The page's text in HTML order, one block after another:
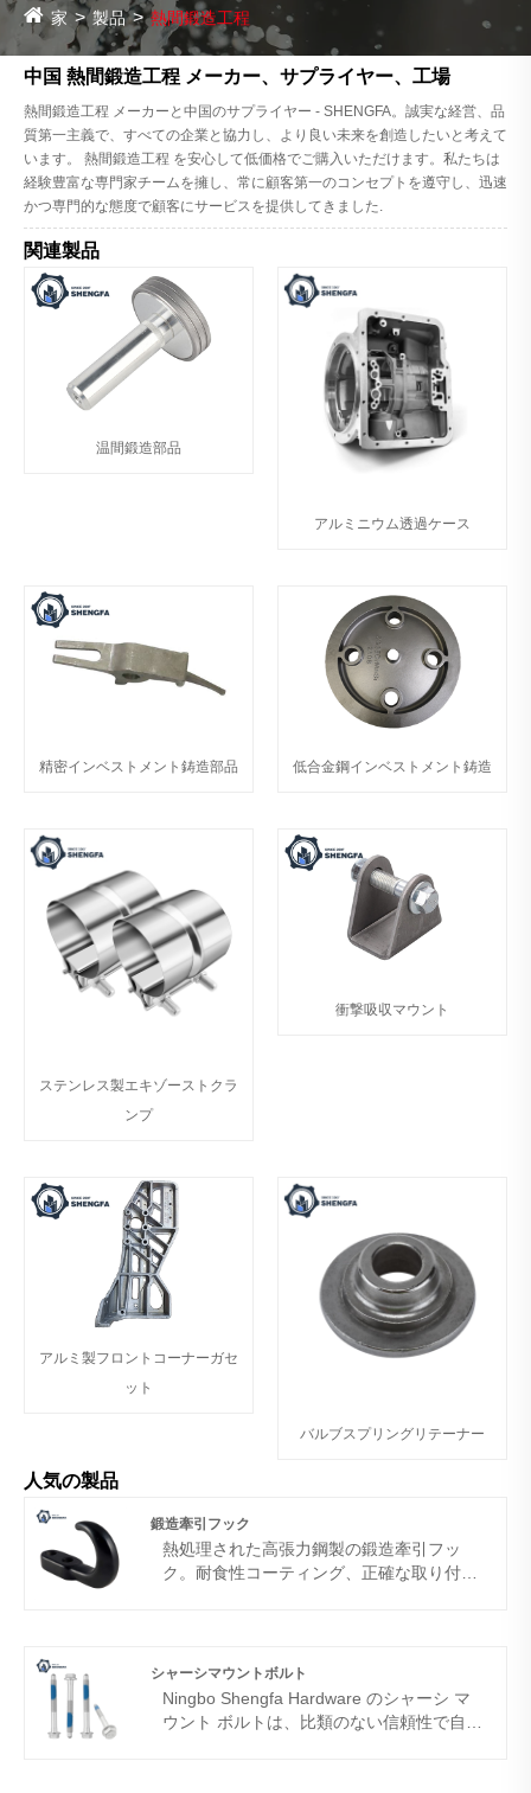
家 製品 熱間鍛造工程
中国 熱間鍛造工程 メーカー、サプライヤー、工場
熱間鍛造工程 メーカーと中国のサプライヤー - SHENGFA。誠実な経営、品
質第一主義で、すべての企業と協力し、より良い未来を創造したいと考えて
います。 熱間鍛造工程 を安心して低価格でご購入いただけます。私たちは
経験豊富な専門家チームを擁し、常に顧客第一のコンセプトを遵守し、迅速
かつ専門的な態度で顧客にサービスを提供してきました.
関連製品
温間鍛造部品
アルミニウム透過ケース
精密インベストメント鋳造部品 低合金鋼インベストメント鋳造
ステンレス製エキゾーストクラ
ンプ
衝撃吸収マウント
アルミ製フロントコーナーガセ
ット
バルブスプリングリテーナー
人気の製品
鍛造牽引フック
熱処理された高張力鋼製の鍛造牽引フッ
ク。耐食性コーティング、正確な取り付
おり、パフォーマンスは信頼できます。
シャーシマウントボルト
Ningbo Shengfa Hardware のシャーシ マ
ウント ボルトは、比類のない信頼性で自動